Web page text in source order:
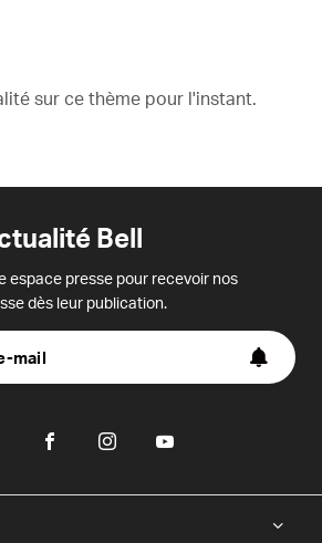
sur ce thème pour l'instant.
Bell
espace presse pour recevoir nos
dès leur publication.
mail